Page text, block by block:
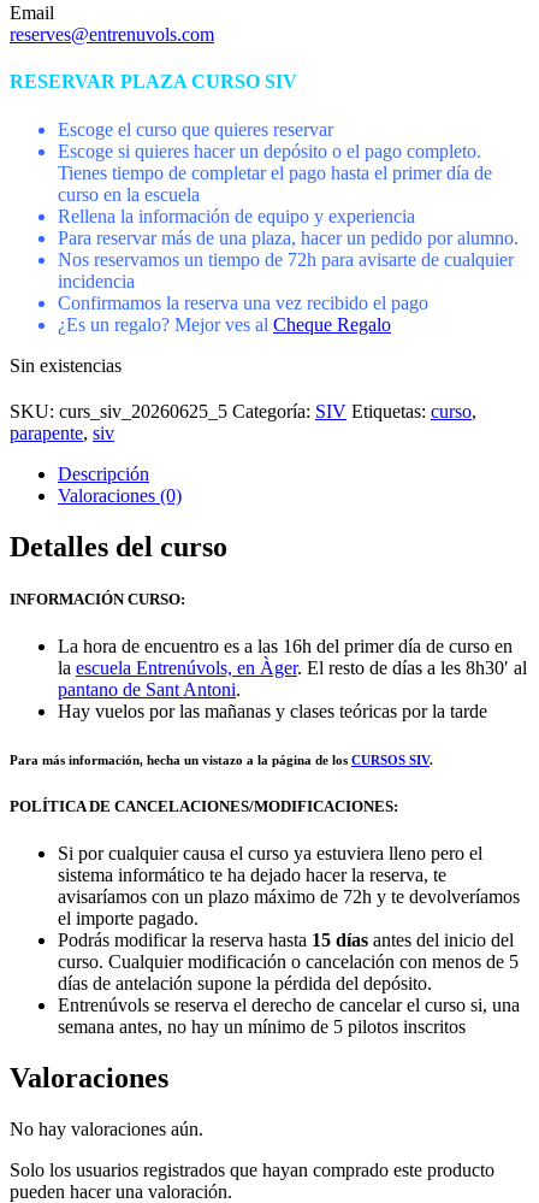
Email
reserves@entrenuvols.com
RESERVAR PLAZA CURSO SIV
Escoge el curso que quieres reservar
Escoge si quieres hacer un depósito o el pago completo.
Tienes tiempo de completar el pago hasta el primer día de
curso en la escuela
Rellena la información de equipo y experiencia
Para reservar más de una plaza, hacer un pedido por alumno.
Nos reservamos un tiempo de 72h para avisarte de cualquier
incidencia
Confirmamos la reserva una vez recibido el pago
¿Es un regalo? Mejor ves al Cheque Regalo
Sin existencias
SKU: curs_siv_20260625_5 Categoría: SIV Etiquetas: curso,
parapente, siv
Descripción
Valoraciones (0)
Detalles del curso
INFORMACIÓN CURSO:
La hora de encuentro es a las 16h del primer día de curso en
la escuela Entrenúvols, en Àger. El resto de días a les 8h30′ al
pantano de Sant Antoni.
Hay vuelos por las mañanas y clases teóricas por la tarde
Para más información, hecha un vistazo a la página de los CURSOS SIV.
POLÍTICA DE CANCELACIONES/MODIFICACIONES:
Si por cualquier causa el curso ya estuviera lleno pero el
sistema informático te ha dejado hacer la reserva, te
avisaríamos con un plazo máximo de 72h y te devolveríamos
el importe pagado.
Podrás modificar la reserva hasta 15 días antes del inicio del
curso. Cualquier modificación o cancelación con menos de 5
días de antelación supone la pérdida del depósito.
Entrenúvols se reserva el derecho de cancelar el curso si, una
semana antes, no hay un mínimo de 5 pilotos inscritos
Valoraciones
No hay valoraciones aún.
Solo los usuarios registrados que hayan comprado este producto
pueden hacer una valoración.